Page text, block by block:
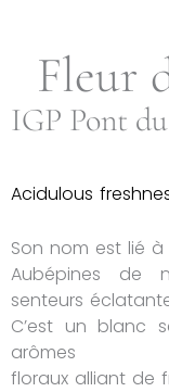
Fleur
IGP Pont
Acidulous
Son nom est lié
Aubépines de
senteurs
C’est un blanc
arômes
floraux alliant de